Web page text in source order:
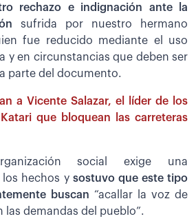
rechazo e indignación ante la
sufrida por nuestro hermano
fue reducido mediante el uso
y en circunstancias que deben ser
parte del documento.
a Vicente Salazar, el líder de los
que bloquean las carreteras
social exige una
hechos y sostuvo que este tipo
buscan “acallar la voz de
las demandas del pueblo”.